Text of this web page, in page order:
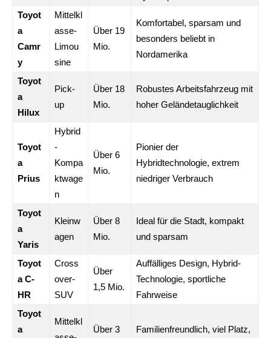
Toyot
a
Camr
y
Mittelkl
asse-
Limou
sine
Über 19
Mio.
Komfortabel, sparsam und
besonders beliebt in
Nordamerika
Toyot
a
Hilux
Pick-
up
Über 18
Mio.
Robustes Arbeitsfahrzeug mit
hoher Geländetauglichkeit
Toyot
a
Prius
Hybrid
-
Kompa
ktwage
n
Über 6
Mio.
Pionier der
Hybridtechnologie, extrem
niedriger Verbrauch
Toyot
a
Yaris
Kleinw
agen
Über 8
Mio.
Ideal für die Stadt, kompakt
und sparsam
Toyot
a C-
HR
Cross
over-
SUV
Über
1,5 Mio.
Auffälliges Design, Hybrid-
Technologie, sportliche
Fahrweise
Toyot
a
Mittelkl
Über 3
Familienfreundlich, viel Platz,